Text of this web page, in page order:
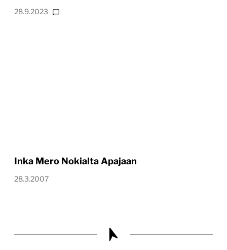
28.9.2023
Inka Mero Nokialta Apajaan
28.3.2007